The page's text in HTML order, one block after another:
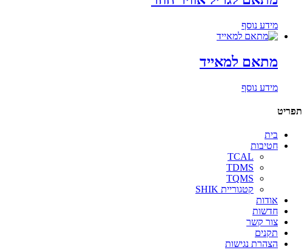
מידע נוסף
מתאם למאייד
מידע נוסף
תפריט
בית
חטיבות
TCAL
TDMS
TQMS
קטגוריית SHIK
אודות
חדשות
צור קשר
תקנים
הצהרת נגישות